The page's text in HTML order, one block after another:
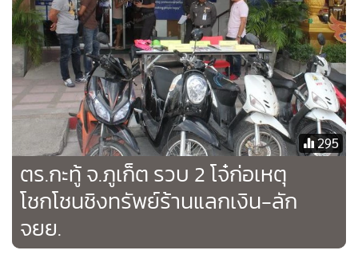
ให้ได้โดยเร็ว พร้อมสั่งการให้ลงพื้นที่ตรวจสอบกล้องวงจรปิดดู
เส้นทางของคนร้ายที่ก่อเหตุในครั้งนี้ส่วนสาเหตุการลอบสังหาร
ในครั้งนี้ ในเบื้องต้นคาดว่าผู้ตายมีปัญหาขัดแย้งเรื่องที่ดินแปลง
บริเวณหาดกะหลิม ซึ่งเจ้าหน้าที่จะทำการสอบสวนเพื่อหา
สาเหตุที่แท้จริงต่อไป
295
ตร.กะทู้ จ.ภูเก็ต รวบ 2 โจ๋ก่อเหตุ
โชกโชนชิงทรัพย์ร้านแลกเงิน-ลัก
จยย.